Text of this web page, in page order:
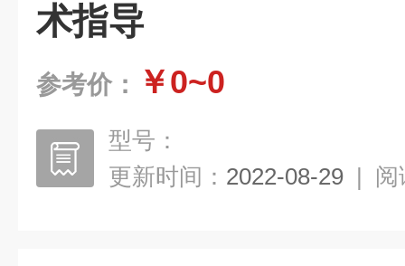
术指导
参考价： ￥0~0
型号：
更新时间： 2022-08-29 | 阅